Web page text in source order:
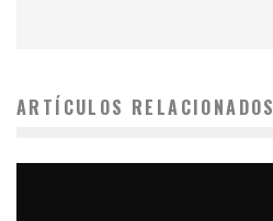
ARTÍCULOS RELACIONADOS